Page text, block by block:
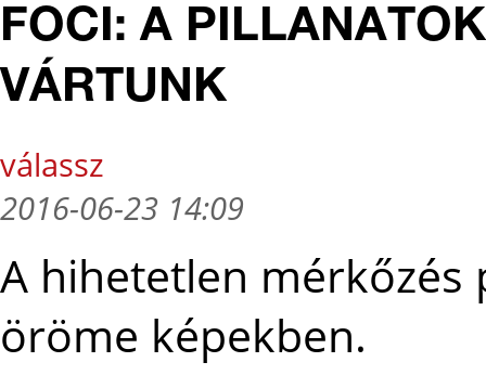
FOCI: A
VÁRTUNK
válassz
2016-06-23 14:09
A hihetetlen mérkőzés
öröme képekben.